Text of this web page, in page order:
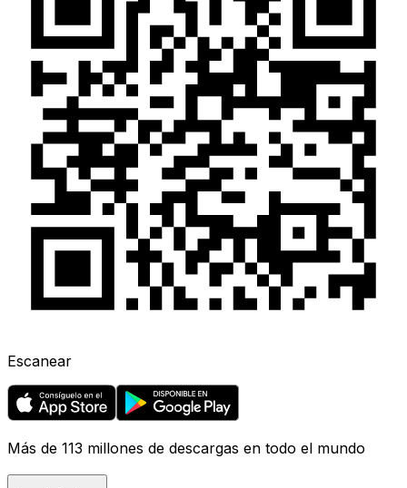
Escanear
Más de 113 millones de descargas en todo el mundo